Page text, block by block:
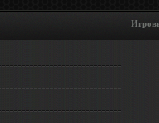
темы Игровые